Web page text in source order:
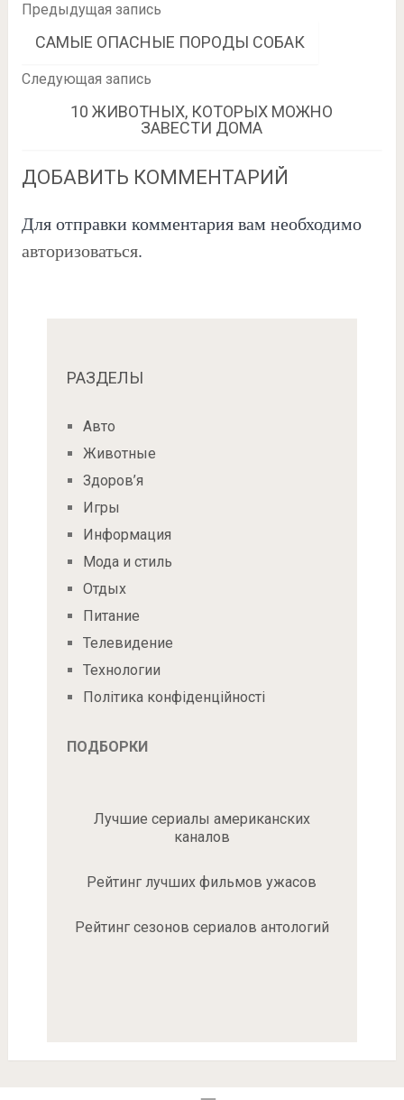
Предыдущая запись
САМЫЕ ОПАСНЫЕ ПОРОДЫ СОБАК
Следующая запись
10 ЖИВОТНЫХ, КОТОРЫХ МОЖНО
ЗАВЕСТИ ДОМА
ДОБАВИТЬ КОММЕНТАРИЙ
Для отправки комментария вам необходимо
авторизоваться.
РАЗДЕЛЫ
Авто
Животные
Здоров’я
Игры
Информация
Мода и стиль
Отдых
Питание
Телевидение
Технологии
Політика конфіденційності
ПОДБОРКИ
Лучшие сериалы американских
каналов
Рейтинг лучших фильмов ужасов
Рейтинг сезонов сериалов антологий